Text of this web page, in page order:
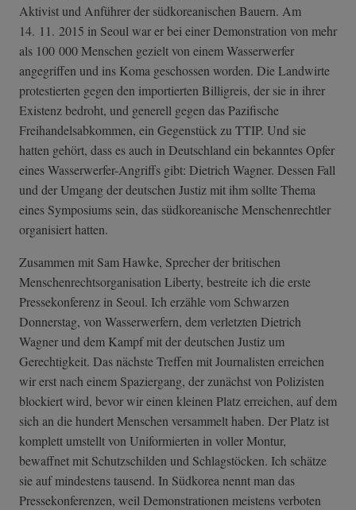
Aktivist und Anführer der südkoreanischen Bauern. Am
14. 11. 2015 in Seoul war er bei einer Demonstration von mehr
als 100 000 Menschen gezielt von einem Wasserwerfer
angegriffen und ins Koma geschossen worden. Die Landwirte
protestierten gegen den importierten Billigreis, der sie in ihrer
Existenz bedroht, und generell gegen das Pazifische
Freihandelsabkommen, ein Gegenstück zu TTIP. Und sie
hatten gehört, dass es auch in Deutschland ein bekanntes Opfer
eines Wasserwerfer-Angriffs gibt: Dietrich Wagner. Dessen Fall
und der Umgang der deutschen Justiz mit ihm sollte Thema
eines Symposiums sein, das südkoreanische Menschenrechtler
organisiert hatten.
Zusammen mit Sam Hawke, Sprecher der britischen
Menschenrechtsorganisation Liberty, bestreite ich die erste
Pressekonferenz in Seoul. Ich erzähle vom Schwarzen
Donnerstag, von Wasserwerfern, dem verletzten Dietrich
Wagner und dem Kampf mit der deutschen Justiz um
Gerechtigkeit. Das nächste Treffen mit Journalisten erreichen
wir erst nach einem Spaziergang, der zunächst von Polizisten
blockiert wird, bevor wir einen kleinen Platz erreichen, auf dem
sich an die hundert Menschen versammelt haben. Der Platz ist
komplett umstellt von Uniformierten in voller Montur,
bewaffnet mit Schutzschilden und Schlagstöcken. Ich schätze
sie auf mindestens tausend. In Südkorea nennt man das
Pressekonferenzen, weil Demonstrationen meistens verboten